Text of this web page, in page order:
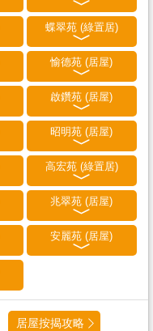
蝶翠苑 (綠置居)
愉德苑 (居屋)
啟鑽苑 (居屋)
昭明苑 (居屋)
高宏苑 (綠置居)
兆翠苑 (居屋)
安麗苑 (居屋)
居屋按揭攻略